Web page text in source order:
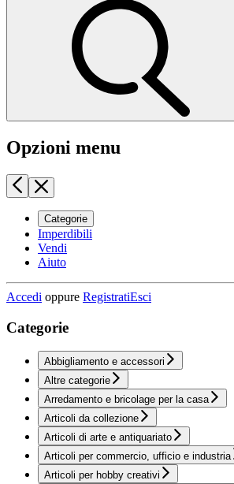
Opzioni menu
Categorie
Imperdibili
Vendi
Aiuto
Accedi oppure RegistratiEsci
Categorie
Abbigliamento e accessori
Altre categorie
Arredamento e bricolage per la casa
Articoli da collezione
Articoli di arte e antiquariato
Articoli per commercio, ufficio e industria
Articoli per hobby creativi